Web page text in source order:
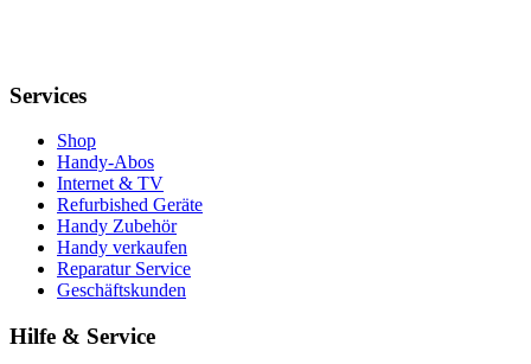
Services
Shop
Handy-Abos
Internet & TV
Refurbished Geräte
Handy Zubehör
Handy verkaufen
Reparatur Service
Geschäftskunden
Hilfe & Service